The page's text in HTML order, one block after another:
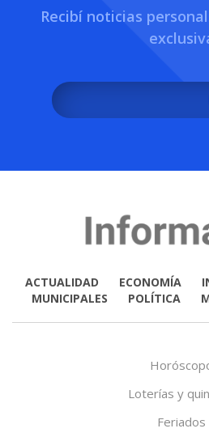
Recibí noticias
ACTUALIDAD ECONOMÍA
MUNICIPALES
POLÍTICA
Loterías y
Feriados